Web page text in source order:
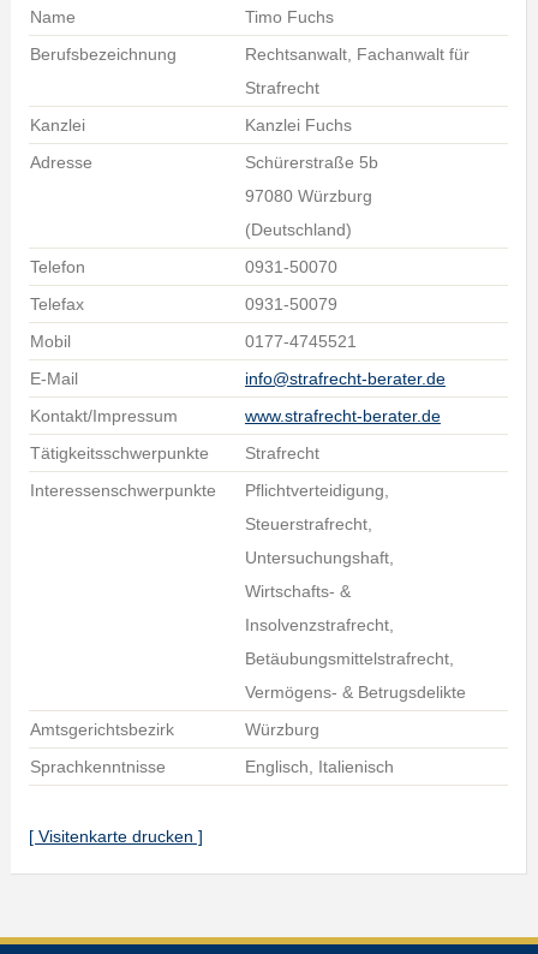
Name
Timo Fuchs
Berufsbezeichnung
Rechtsanwalt, Fachanwalt für
Strafrecht
Kanzlei
Kanzlei Fuchs
Adresse
Schürerstraße 5b
97080 Würzburg
(Deutschland)
Telefon
0931-50070
Telefax
0931-50079
Mobil
0177-4745521
E-Mail
info@strafrecht-berater.de
Kontakt/Impressum
www.strafrecht-berater.de
Tätigkeitsschwerpunkte
Strafrecht
Interessenschwerpunkte
Pflichtverteidigung,
Steuerstrafrecht,
Untersuchungshaft,
Wirtschafts- &
Insolvenzstrafrecht,
Betäubungsmittelstrafrecht,
Vermögens- & Betrugsdelikte
Amtsgerichtsbezirk
Würzburg
Sprachkenntnisse
Englisch, Italienisch
[ Visitenkarte drucken ]